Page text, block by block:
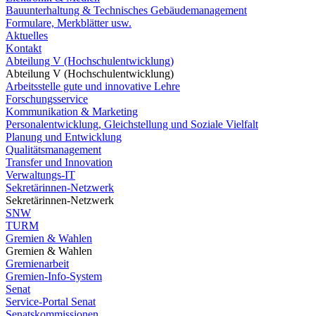
Bauunterhaltung & Technisches Gebäudemanagement
Formulare, Merkblätter usw.
Aktuelles
Kontakt
Abteilung V (Hochschulentwicklung)
Abteilung V (Hochschulentwicklung)
Arbeitsstelle gute und innovative Lehre
Forschungsservice
Kommunikation & Marketing
Personalentwicklung, Gleichstellung und Soziale Vielfalt
Planung und Entwicklung
Qualitätsmanagement
Transfer und Innovation
Verwaltungs-IT
Sekretärinnen-Netzwerk
Sekretärinnen-Netzwerk
SNW
TURM
Gremien & Wahlen
Gremien & Wahlen
Gremienarbeit
Gremien-Info-System
Senat
Service-Portal Senat